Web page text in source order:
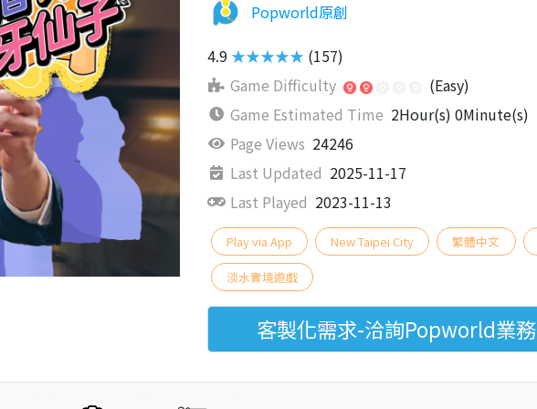
Popworld原創
4.9 ★★★★★ (157)
Game Difficulty
(Easy)
Game Estimated Time 2Hour(s) 0Minute(s)
Page Views 24246
Last Updated 2025-11-17
Last Played 2023-11-13
Play via App New Taipei City 繁體中文
淡水實境遊戲
客製化需求-洽詢Popworld業務